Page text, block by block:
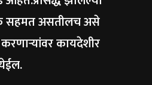
सहमत असतीलच असे
कायदेशीर